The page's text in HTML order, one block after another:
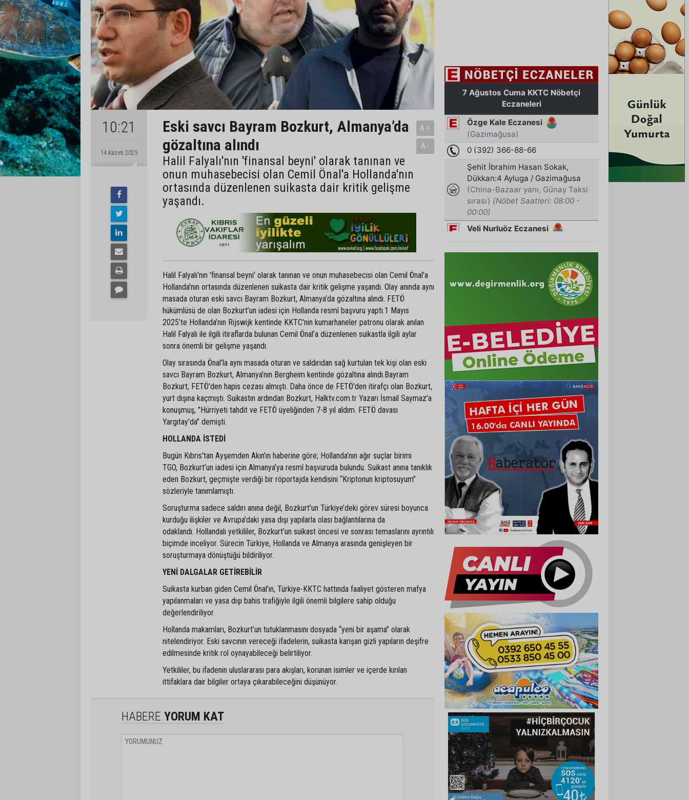
10:21
14 Kasım 2025
Eski savcı Bayram Bozkurt, Almanya’da
gözaltına alındı
Halil Falyalı'nın 'finansal beyni' olarak tanınan ve
onun muhasebecisi olan Cemil Önal'a Hollanda'nın
ortasında düzenlenen suikasta dair kritik gelişme
yaşandı.
A+
A-
Halil Falyalı'nın 'finansal beyni' olarak tanınan ve onun muhasebecisi olan Cemil Önal'a
Hollanda'nın ortasında düzenlenen suikasta dair kritik gelişme yaşandı. Olay anında aynı
masada oturan eski savcı Bayram Bozkurt, Almanya’da gözaltına alındı. FETÖ
hükümlüsü de olan Bozkurt’un iadesi için Hollanda resmî başvuru yaptı.1 Mayıs
2025’te Hollanda’nın Rijswijk kentinde KKTC'nin kumarhaneler patronu olarak anılan
Halil Falyalı ile ilgili itiraflarda bulunan Cemil Önal’a düzenlenen suikastla ilgili aylar
sonra önemli bir gelişme yaşandı.
Olay sırasında Önal’la aynı masada oturan ve saldırıdan sağ kurtulan tek kişi olan eski
savcı Bayram Bozkurt, Almanya’nın Bergheim kentinde gözaltına alındı.Bayram
Bozkurt, FETÖ'den hapis cezası almıştı. Daha önce de FETÖ'den itirafçı olan Bozkurt,
yurt dışına kaçmıştı. Suikastın ardından Bozkurt, Halktv.com.tr Yazarı İsmail Saymaz'a
konuşmuş, "Hürriyeti tahdit ve FETÖ üyeliğinden 7-8 yıl aldım. FETÖ davası
Yargıtay'da" demişti.
HOLLANDA İSTEDİ
Bugün Kıbrıs'tan Ayşemden Akın'ın haberine göre; Hollanda’nın ağır suçlar birimi
TGO, Bozkurt’un iadesi için Almanya’ya resmî başvuruda bulundu. Suikast anına tanıklık
eden Bozkurt, geçmişte verdiği bir röportajda kendisini “Kriptonun kriptosuyum”
sözleriyle tanımlamıştı.
Soruşturma sadece saldırı anına değil, Bozkurt’un Türkiye’deki görev süresi boyunca
kurduğu ilişkiler ve Avrupa’daki yasa dışı yapılarla olası bağlantılarına da
odaklandı. Hollandalı yetkililer, Bozkurt’un suikast öncesi ve sonrası temaslarını ayrıntılı
biçimde inceliyor. Sürecin Türkiye, Hollanda ve Almanya arasında genişleyen bir
soruşturmaya dönüştüğü bildiriliyor.
YENİ DALGALAR GETİREBİLİR
Suikasta kurban giden Cemil Önal’ın, Türkiye-KKTC hattında faaliyet gösteren mafya
yapılanmaları ve yasa dışı bahis trafiğiyle ilgili önemli bilgilere sahip olduğu
değerlendiriliyor.
Hollanda makamları, Bozkurt’un tutuklanmasını dosyada “yeni bir aşama” olarak
nitelendiriyor. Eski savcının vereceği ifadelerin, suikasta karışan gizli yapıların deşifre
edilmesinde kritik rol oynayabileceği belirtiliyor.
Yetkililer, bu ifadenin uluslararası para akışları, korunan isimler ve içerde kırılan
ittifaklara dair bilgiler ortaya çıkarabileceğini düşünüyor.
HABERE YORUM KAT